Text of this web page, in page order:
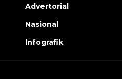
Advertorial
Nasional
Infografik